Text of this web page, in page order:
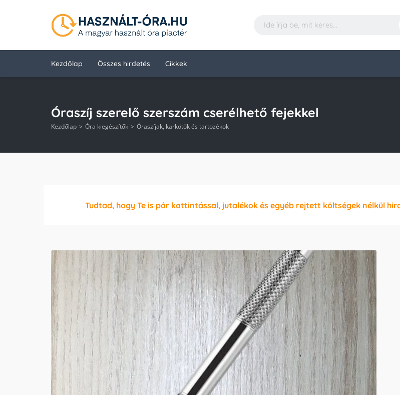
Kezdőlap Összes hirdetés Cikkek
Óraszíj szerelő szerszám cserélhető fejekkel
Kezdőlap Óra kiegészítők Óraszíjak, karkötők és tartozékok
Tudtad, hogy Te is pár kattintással, jutalékok és egyéb rejtett költségek nélkül